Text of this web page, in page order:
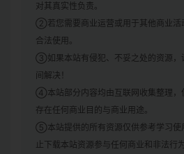
对其真实性负责。
②若您需要商业运营或用于其他商业活
合法使用。
③如果本站有侵犯、不妥之处的资源，
间解决！
④本站部分内容均由互联网收集整理，
存在任何商业目的与商业用途。
⑤本站提供的所有资源仅供参考学习使
止下载本站资源参与任何商业和非法行